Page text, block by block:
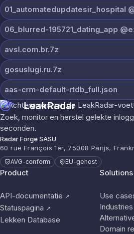
01_automatedupdatesir_hospital
06_blurred-195721_dating_app
avsl.com.br.7z
gosuslugi.ru.7z
aas-crm-default-rtdb_full.json
LeakRadar
Zoek, monitor en herstel gelekte
seconden.
Radar Forge SASU
60 rue François 1er, 75008 Parijs,
AVG-conform EU-gehost
Product
API-documentatie ↗
Statuspagina ↗
Lekken Database
Solutions
Use
Industries
Domain